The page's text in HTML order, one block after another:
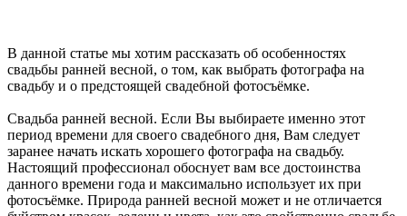
В данной статье мы хотим рассказать об особенностях
свадьбы ранней весной, о том, как выбрать фотографа на
свадьбу и о предстоящей свадебной фотосъёмке.
Свадьба ранней весной. Если Вы выбираете именно этот
период времени для своего свадебного дня, Вам следует
заранее начать искать хорошего фотографа на свадьбу.
Настоящий профессионал обоснует вам все достоинства
данного времени года и максимально использует их при
фотосъёмке. Природа ранней весной может и не отличается